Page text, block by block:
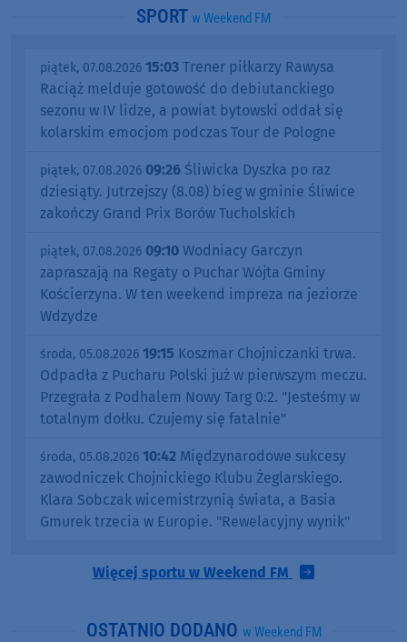
SPORT w Weekend FM
piątek, 07.08.2026 15:03 Trener piłkarzy Rawysa
Raciąż melduje gotowość do debiutanckiego
sezonu w IV lidze, a powiat bytowski oddał się
kolarskim emocjom podczas Tour de Pologne
piątek, 07.08.2026 09:26 Śliwicka Dyszka po raz
dziesiąty. Jutrzejszy (8.08) bieg w gminie Śliwice
zakończy Grand Prix Borów Tucholskich
piątek, 07.08.2026 09:10 Wodniacy Garczyn
zapraszają na Regaty o Puchar Wójta Gminy
Kościerzyna. W ten weekend impreza na jeziorze
Wdzydze
środa, 05.08.2026 19:15 Koszmar Chojniczanki trwa.
Odpadła z Pucharu Polski już w pierwszym meczu.
Przegrała z Podhalem Nowy Targ 0:2. "Jesteśmy w
totalnym dołku. Czujemy się fatalnie"
środa, 05.08.2026 10:42 Międzynarodowe sukcesy
zawodniczek Chojnickiego Klubu Żeglarskiego.
Klara Sobczak wicemistrzynią świata, a Basia
Gmurek trzecia w Europie. "Rewelacyjny wynik"
Więcej sportu w Weekend FM
OSTATNIO DODANO w Weekend FM